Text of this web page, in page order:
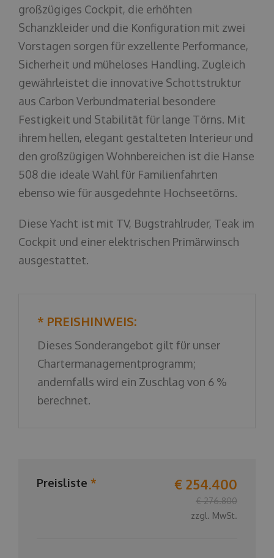
großzügiges Cockpit, die erhöhten
Schanzkleider und die Konfiguration mit zwei
Vorstagen sorgen für exzellente Performance,
Sicherheit und müheloses Handling. Zugleich
gewährleistet die innovative Schottstruktur
aus Carbon Verbundmaterial besondere
Festigkeit und Stabilität für lange Törns. Mit
ihrem hellen, elegant gestalteten Interieur und
den großzügigen Wohnbereichen ist die Hanse
508 die ideale Wahl für Familienfahrten
ebenso wie für ausgedehnte Hochseetörns.
Diese Yacht ist mit TV, Bugstrahlruder, Teak im
Cockpit und einer elektrischen Primärwinsch
ausgestattet.
* PREISHINWEIS:
Dieses Sonderangebot gilt für unser
Chartermanagementprogramm;
andernfalls wird ein Zuschlag von 6 %
berechnet.
Preisliste * € 254.400
€ 276.800
zzgl. MwSt.